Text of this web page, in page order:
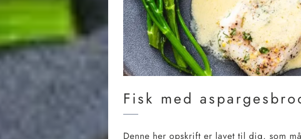
Fisk med
Denne her opskrift er lavet til dig, som